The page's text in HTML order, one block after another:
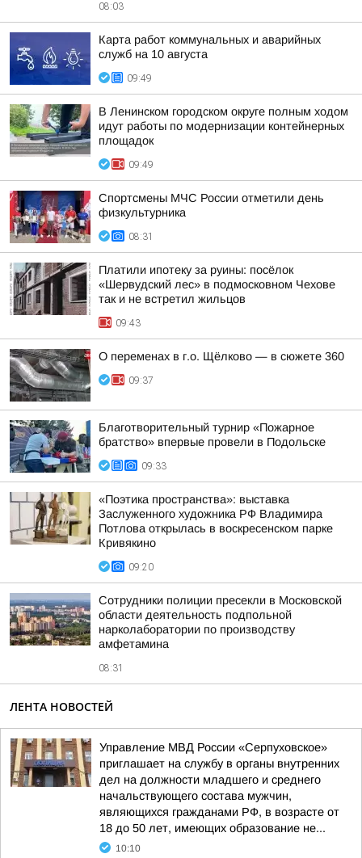
08:03
Карта работ коммунальных и аварийных
служб на 10 августа
09:49
В Ленинском городском округе полным ходом
идут работы по модернизации контейнерных
площадок
09:49
Спортсмены МЧС России отметили день
физкультурника
08:31
Платили ипотеку за руины: посёлок
«Шервудский лес» в подмосковном Чехове
так и не встретил жильцов
09:43
О переменах в г.о. Щёлково — в сюжете 360
09:37
Благотворительный турнир «Пожарное
братство» впервые провели в Подольске
09:33
«Поэтика пространства»: выставка
Заслуженного художника РФ Владимира
Потлова открылась в воскресенском парке
Кривякино
09:20
Сотрудники полиции пресекли в Московской
области деятельность подпольной
нарколаборатории по производству
амфетамина
08:31
ЛЕНТА НОВОСТЕЙ
Управление МВД России «Серпуховское»
приглашает на службу в органы внутренних
дел на должности младшего и среднего
начальствующего состава мужчин,
являющихся гражданами РФ, в возрасте от
18 до 50 лет, имеющих образование не...
10:10